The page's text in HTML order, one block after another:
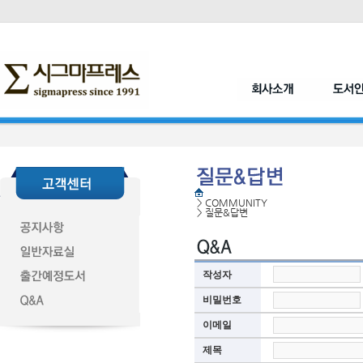
> COMMUNITY
> 질문&답변
작성자
비밀번호
이메일
제목